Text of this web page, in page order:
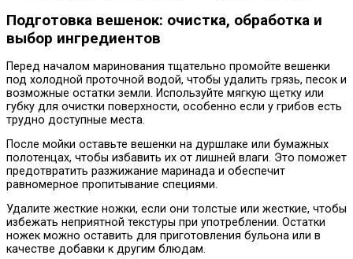
Подготовка вешенок: очистка, обработка и
выбор ингредиентов
Перед началом маринования тщательно промойте вешенки
под холодной проточной водой, чтобы удалить грязь, песок и
возможные остатки земли. Используйте мягкую щетку или
губку для очистки поверхности, особенно если у грибов есть
трудно доступные места.
После мойки оставьте вешенки на дуршлаке или бумажных
полотенцах, чтобы избавить их от лишней влаги. Это поможет
предотвратить разжижание маринада и обеспечит
равномерное пропитывание специями.
Удалите жесткие ножки, если они толстые или жесткие, чтобы
избежать неприятной текстуры при употреблении. Остатки
ножек можно оставить для приготовления бульона или в
качестве добавки к другим блюдам.